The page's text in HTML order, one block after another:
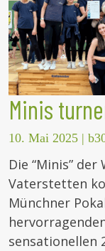
Minis
10. Mai 2025 |
Die “Minis”
Vaterstetten
Münchner
sensationellen